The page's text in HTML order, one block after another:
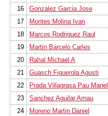
16
Gonzalez Garcia Jose
17
Montes Molina Ivan
18
Marcos Rodriguez Raul
19
Martin Barcelo Carles
20
Rahal Michael A
21
Guasch Figuerola Agusti
22
Prada Villagrasa Pau Manel
23
Sanchez Aguilar Arnau
24
Moreno Martin Daniel